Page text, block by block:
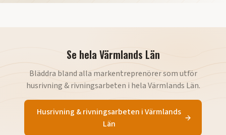
Se hela Värmlands Län
Bläddra bland alla markentreprenörer som utför
husrivning & rivningsarbeten i helaVärmlands Län.
Husrivning & rivningsarbeten iVärmlands
Län